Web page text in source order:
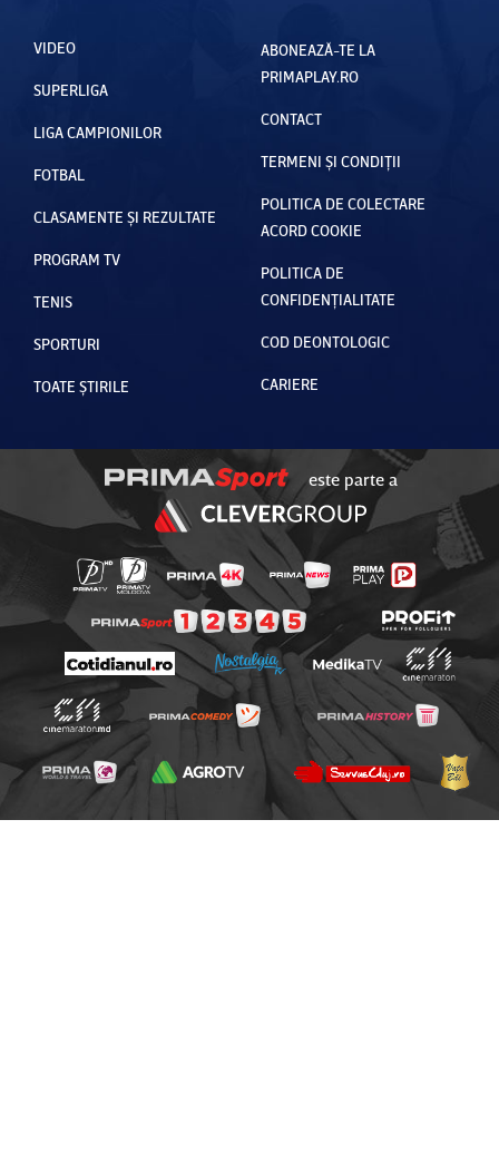
VIDEO
SUPERLIGA
LIGA CAMPIONILOR
FOTBAL
CLASAMENTE ȘI REZULTATE
PROGRAM TV
TENIS
SPORTURI
TOATE ȘTIRILE
ABONEAZĂ-TE LA
PRIMAPLAY.RO
CONTACT
TERMENI ȘI CONDIȚII
POLITICA DE COLECTARE
ACORD COOKIE
POLITICA DE
CONFIDENȚIALITATE
COD DEONTOLOGIC
CARIERE
este parte a